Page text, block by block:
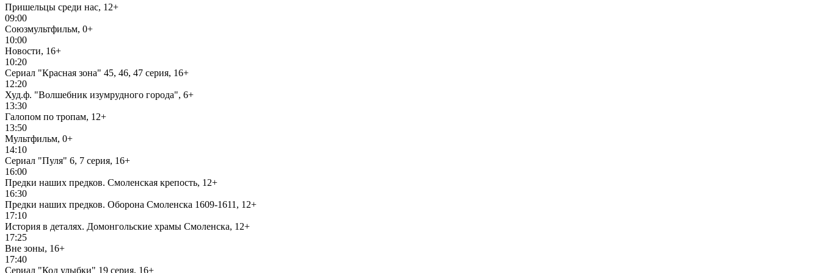
Пришельцы среди нас, 12+
09:00
Союзмультфильм, 0+
10:00
Новости, 16+
10:20
Сериал "Красная зона" 45, 46, 47 серия, 16+
12:20
Худ.ф. "Волшебник изумрудного города", 6+
13:30
Галопом по тропам, 12+
13:50
Мультфильм, 0+
14:10
Сериал "Пуля" 6, 7 серия, 16+
16:00
Предки наших предков. Смоленская крепость, 12+
16:30
Предки наших предков. Оборона Смоленска 1609-1611, 12+
17:10
История в деталях. Домонгольские храмы Смоленска, 12+
17:25
Вне зоны, 16+
17:40
Сериал "Код улыбки" 19 серия, 16+